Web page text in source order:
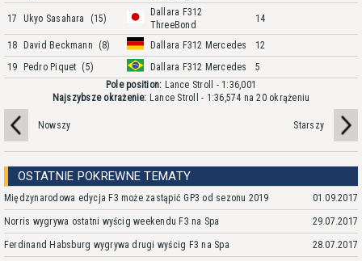
17 Ukyo Sasahara (15)
Dallara F312
ThreeBond
14
18 David Beckmann (8) Dallara F312 Mercedes
12
19
Pedro Piquet (5) Dallara F312 Mercedes
5
Pole position: Lance Stroll - 1:36,001
Najszybsze okrażenie: Lance Stroll - 1:36,574 na 20 okrążeniu
Nowszy Starszy
OSTATNIE POKREWNE TEMATY
Międzynarodowa edycja F3 może zastąpić GP3 od sezonu 2019 01.09.2017
Norris wygrywa ostatni wyścig weekendu F3 na Spa 29.07.2017
Ferdinand Habsburg wygrywa drugi wyścig F3 na Spa 28.07.2017